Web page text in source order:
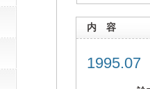
内 容